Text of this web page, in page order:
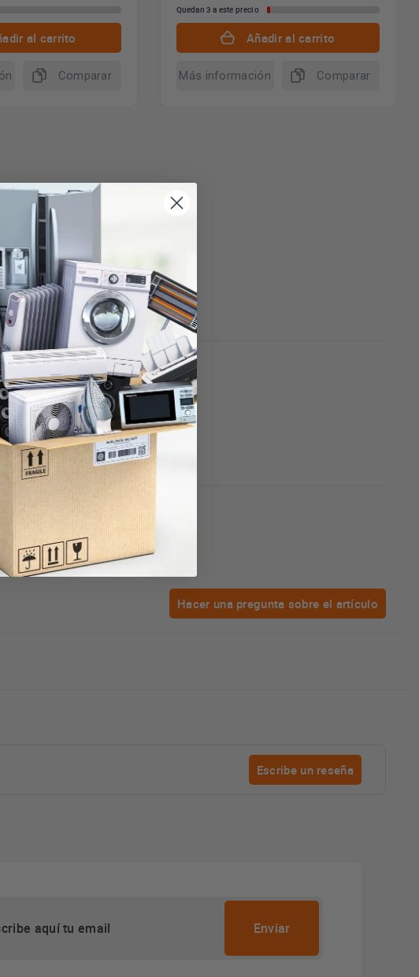
al carrito
Comparar
Quedan 3 a este precio
Añadir al carrito
Más información Comparar
Hacer una pregunta sobre el artículo
Escribe un reseña